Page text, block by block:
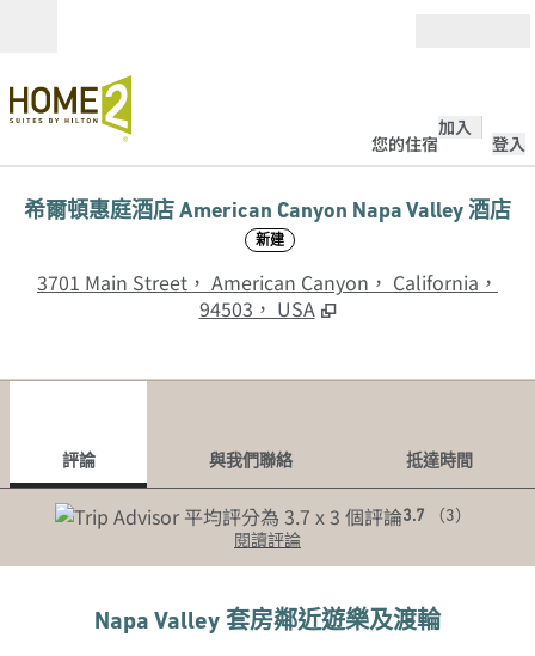
您的住宿
加入
登入
希爾頓惠庭酒店 American Canyon Napa Valley 酒店
新建
3701 Main Street， American Canyon， California，
94503， USA
評論 與我們聯絡
抵達時間
3.7 （3）
閱讀評論
Napa Valley 套房鄰近遊樂及渡輪